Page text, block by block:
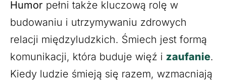
Humor pełni także kluczową rolę w
budowaniu i utrzymywaniu zdrowych
relacji międzyludzkich. Śmiech jest formą
komunikacji, która buduje więź i zaufanie.
Kiedy ludzie śmieją się razem, wzmacniają